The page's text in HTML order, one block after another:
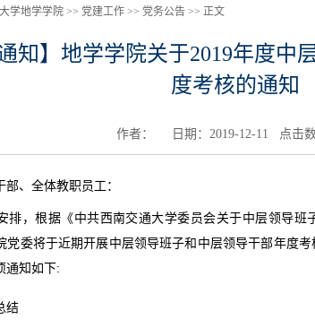
学地学学院 >> 党建工作 >> 党务公告 >> 正文
知】地学学院关于2019年度中
度考核的通知
作者： 日期：2019-12-11 点击
、全体教职员工：
排，根据《中共西南交通大学委员会关于中层领导
党委将于近期开展中层领导班子和中层领导干部年度
通知如下:
结